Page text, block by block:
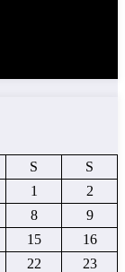
S
S
1
2
8
9
15
16
22
23